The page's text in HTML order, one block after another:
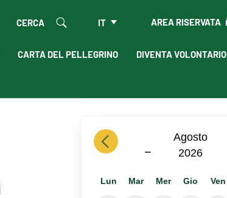
AREA RISERVATA
IT
CERCA
CARTA DEL PELLEGRINO DIVENTA VOLONTARIO
previous
Agosto
2026
−
Lun Mar Mer Gio Ven